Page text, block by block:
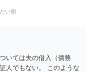
い側
いては夫の借入（債務
人でもない。 このような